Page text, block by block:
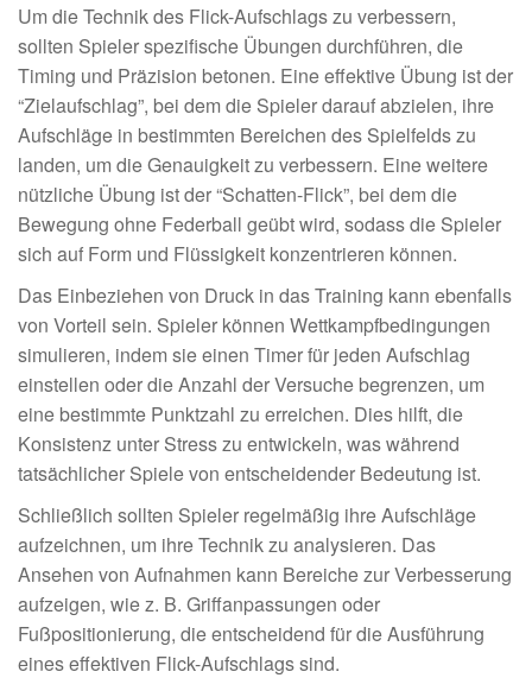
Um die Technik des Flick-Aufschlags zu verbessern,
sollten Spieler spezifische Übungen durchführen, die
Timing und Präzision betonen. Eine effektive Übung ist der
“Zielaufschlag”, bei dem die Spieler darauf abzielen, ihre
Aufschläge in bestimmten Bereichen des Spielfelds zu
landen, um die Genauigkeit zu verbessern. Eine weitere
nützliche Übung ist der “Schatten-Flick”, bei dem die
Bewegung ohne Federball geübt wird, sodass die Spieler
sich auf Form und Flüssigkeit konzentrieren können.
Das Einbeziehen von Druck in das Training kann ebenfalls
von Vorteil sein. Spieler können Wettkampfbedingungen
simulieren, indem sie einen Timer für jeden Aufschlag
einstellen oder die Anzahl der Versuche begrenzen, um
eine bestimmte Punktzahl zu erreichen. Dies hilft, die
Konsistenz unter Stress zu entwickeln, was während
tatsächlicher Spiele von entscheidender Bedeutung ist.
Schließlich sollten Spieler regelmäßig ihre Aufschläge
aufzeichnen, um ihre Technik zu analysieren. Das
Ansehen von Aufnahmen kann Bereiche zur Verbesserung
aufzeigen, wie z. B. Griffanpassungen oder
Fußpositionierung, die entscheidend für die Ausführung
eines effektiven Flick-Aufschlags sind.